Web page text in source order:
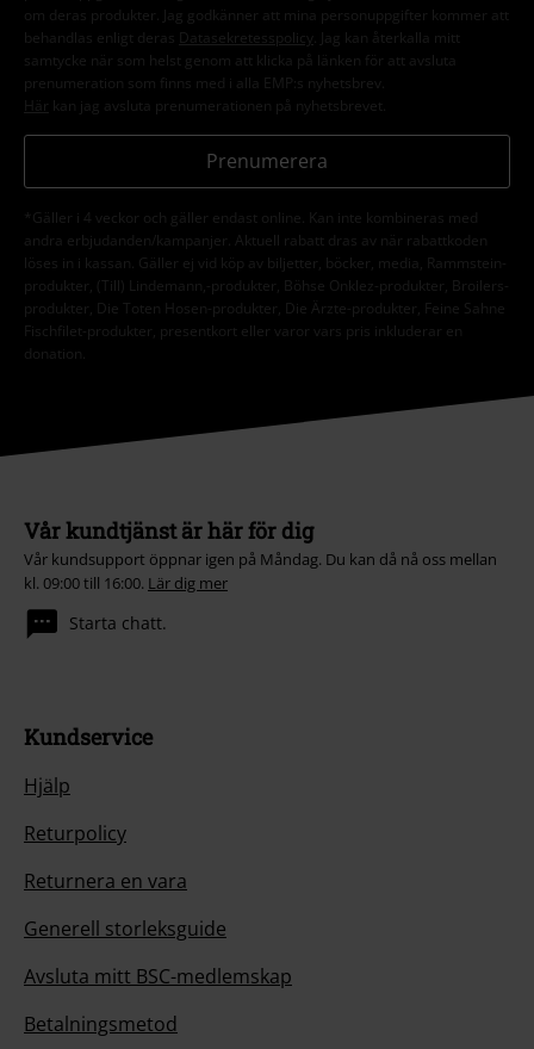
om deras produkter. Jag godkänner att mina personuppgifter kommer att
behandlas enligt deras
Datasekretesspolicy
. Jag kan återkalla mitt
samtycke när som helst genom att klicka på länken för att avsluta
prenumeration som finns med i alla EMP:s nyhetsbrev.
Här kan jag avsluta prenumerationen på nyhetsbrevet.
Prenumerera
*Gäller i 4 veckor och gäller endast online. Kan inte kombineras med
andra erbjudanden/kampanjer. Aktuell rabatt dras av när rabattkoden
löses in i kassan. Gäller ej vid köp av biljetter, böcker, media, Rammstein-
produkter, (Till) Lindemann,-produkter, Böhse Onklez-produkter, Broilers-
produkter, Die Toten Hosen-produkter, Die Ärzte-produkter, Feine Sahne
Fischfilet-produkter, presentkort eller varor vars pris inkluderar en
donation.
Vår kundtjänst är här för dig
Vår kundsupport öppnar igen på Måndag. Du kan då nå oss mellan
kl. 09:00 till 16:00. Lär dig mer
Starta chatt.
Kundservice
Hjälp
Returpolicy
Returnera en vara
Generell storleksguide
Avsluta mitt BSC-medlemskap
Betalningsmetod